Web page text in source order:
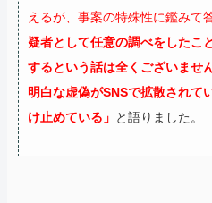
えるが、事案の特殊性に鑑みて
疑者として任意の調べをしたこ
するという話は全くございませ
明白な虚偽がSNSで拡散されて
け止めている」 と語りました。